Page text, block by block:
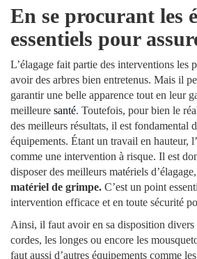
En se procurant les
essentiels pour
L’élagage fait partie des interventions les
avoir des arbres bien entretenus. Mais il
garantir une belle apparence tout en leur
meilleure santé. Toutefois, pour bien le
des meilleurs résultats, il est fondamental
équipements. Étant un travail en hauteur,
comme une intervention à risque. Il est
disposer des meilleurs matériels
matériel de grimpe. C’est un point
intervention efficace et en toute sécurité
Ainsi, il faut avoir en sa disposition divers
cordes, les longes ou encore les
faut aussi d’autres équipements comme les